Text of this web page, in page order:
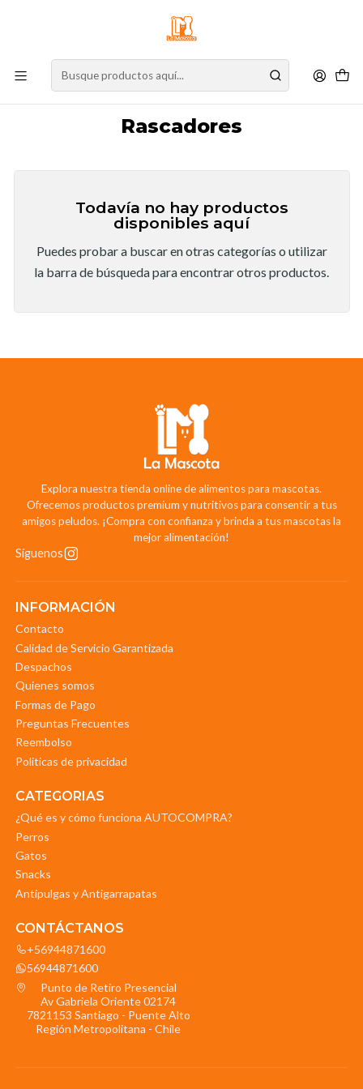
Nuestro stock online es independiente de la tienda física.
Compre por la web para garantizar sus productos y espere nuestra
Inicio Gato Accesorios Rascadores
Rascadores
Todavía no hay productos
disponibles aquí
Puedes probar a buscar en otras categorías o utilizar
la barra de búsqueda para encontrar otros productos.
Explora nuestra tienda online de alimentos para mascotas.
Ofrecemos productos premium y nutritivos para consentir a tus
amigos peludos. ¡Compra con confianza y brinda a tus mascotas la
mejor alimentación!
Síguenos
INFORMACIÓN
Contacto
Calidad de Servicio Garantizada
Despachos
Quienes somos
Formas de Pago
Preguntas Frecuentes
Reembolso
Politicas de privacidad
CATEGORIAS
¿Qué es y cómo funciona AUTOCOMPRA?
Perros
Gatos
Snacks
Antipulgas y Antigarrapatas
CONTÁCTANOS
+56944871600
56944871600
Punto de Retiro Presencial
Av Gabriela Oriente 02174
7821153 Santiago - Puente Alto
Región Metropolitana - Chile